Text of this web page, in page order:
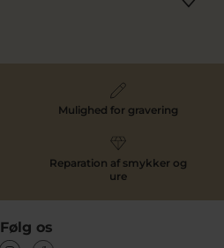
Mulighed for gravering
Reparation af smykker og
ure
Følg os